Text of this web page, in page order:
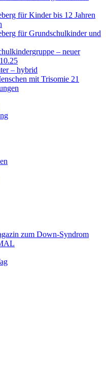
für Kinder bis 12 Jahren
für Grundschulkinder und
– neuer
– hybrid
mit Trisomie 21
zum Down-Syndrom